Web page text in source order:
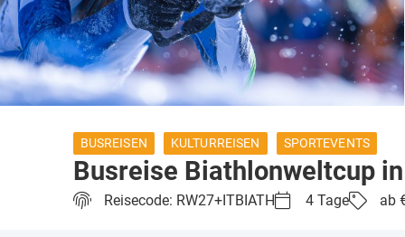
BUSREISEN KULTURREISEN SPORTEVENTS
Busreise Biathlonweltcup
Reisecode: RW27+ITBIATH 4 Tage ab